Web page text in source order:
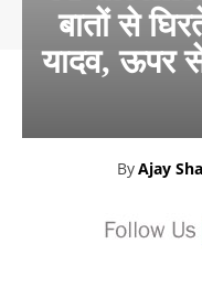
बातों से
यादव, ऊपर से
ByAjay